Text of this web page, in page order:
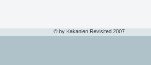
© by Kakanien Revisited 2007